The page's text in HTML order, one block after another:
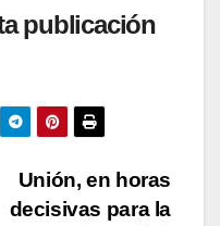
ar
tir
publicación
Unión, en horas
decisivas para la